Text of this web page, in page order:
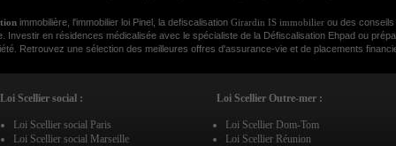
immobilière, l'immobilier loi Pinel, la defiscalisation Girardin IS immobilier ou des
Investir en résidences médicalisée avec le spécialiste de la Défiscalisation Ehpad ou
Retrouvez une sélection des meilleures offres d'assurance-vie et de placements
Loi Scellier social :
Loi Scellier social Paris
Loi Scellier social Marseille
Loi Scellier Outre-mer :
Loi Scellier Dom-Tom
Loi Scellier Réunion